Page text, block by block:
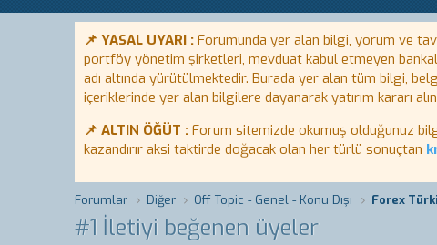
📌 YASAL UYARI : Forumunda yer alan bilgi, yorum ve
portföy yönetim şirketleri, mevduat kabul etmeyen
adı altında yürütülmektedir. Burada yer alan tüm bilgi,
içeriklerinde yer alan bilgilere dayanarak yatırım kararı
📌 ALTIN ÖĞÜT : Forum sitemizde okumuş olduğunuz
kazandırır aksi taktirde doğacak olan her türlü sonuçtan
Forumlar Diğer Off Topic - Genel - Konu Dışı
#1 İletiyi beğenen üyeler